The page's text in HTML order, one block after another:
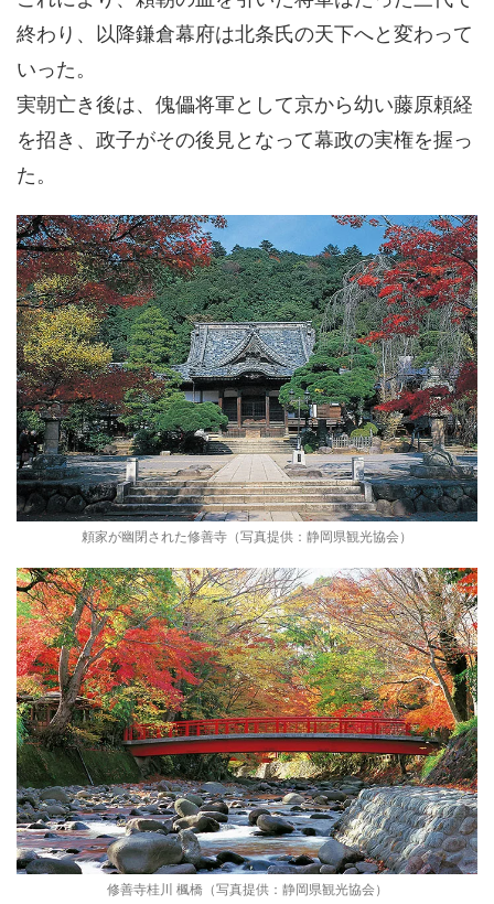
終わり、以降鎌倉幕府は北条氏の天下へと変わって
いった。
実朝亡き後は、傀儡将軍として京から幼い藤原頼経
を招き、政子がその後見となって幕政の実権を握っ
た。
頼家が幽閉された修善寺（写真提供：静岡県観光協会）
修善寺桂川 楓橋（写真提供：静岡県観光協会）